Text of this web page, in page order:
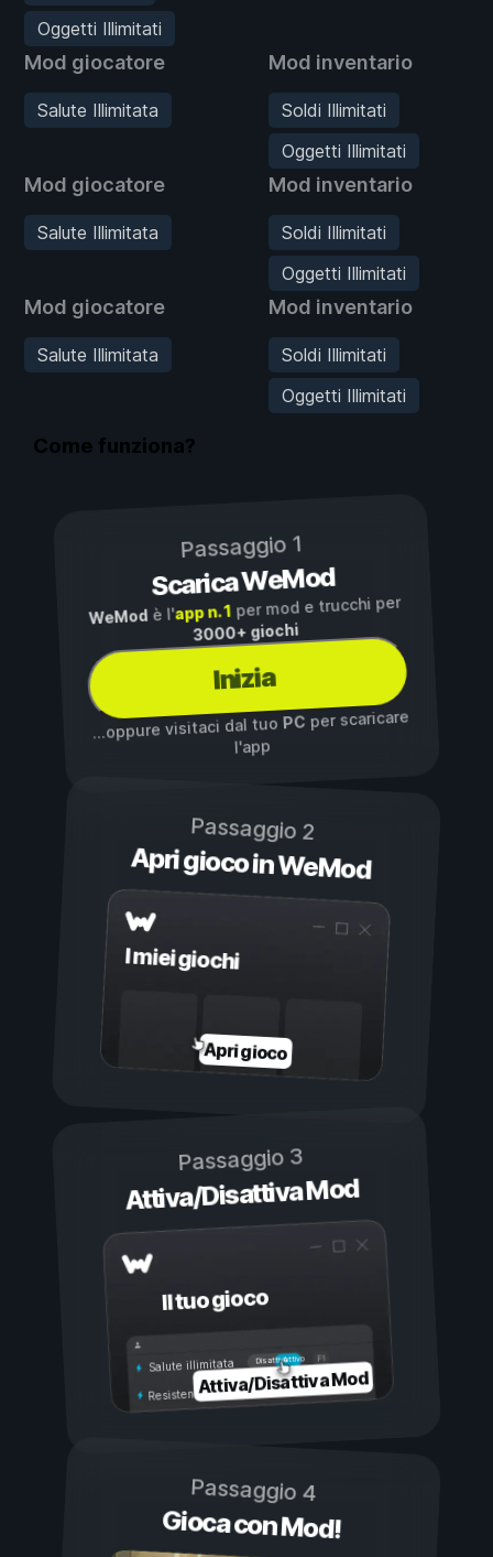
Oggetti Illimitati
Mod giocatore
Salute Illimitata
Mod inventario
Soldi Illimitati
Oggetti Illimitati
Mod giocatore
Salute Illimitata
Mod inventario
Soldi Illimitati
Oggetti Illimitati
Mod giocatore
Salute Illimitata
Mod inventario
Soldi Illimitati
Oggetti Illimitati
Come funziona?
Passaggio 1
Scarica WeMod
WeMod è l'app n. 1per mod e trucchi per
3000+ giochi
Inizia
...oppure visitaci dal tuoPC per scaricare
l'app
Passaggio 2
Apri gioco in WeMod
I miei giochi
Apri gioco
Passaggio 3
Attiva/Disattiva Mod
Il tuo gioco
Attivo
Disattivo
Salute illimitata
Resistenza illimitata
Attiva/Disattiva Mod
Passaggio 4
Gioca con Mod!